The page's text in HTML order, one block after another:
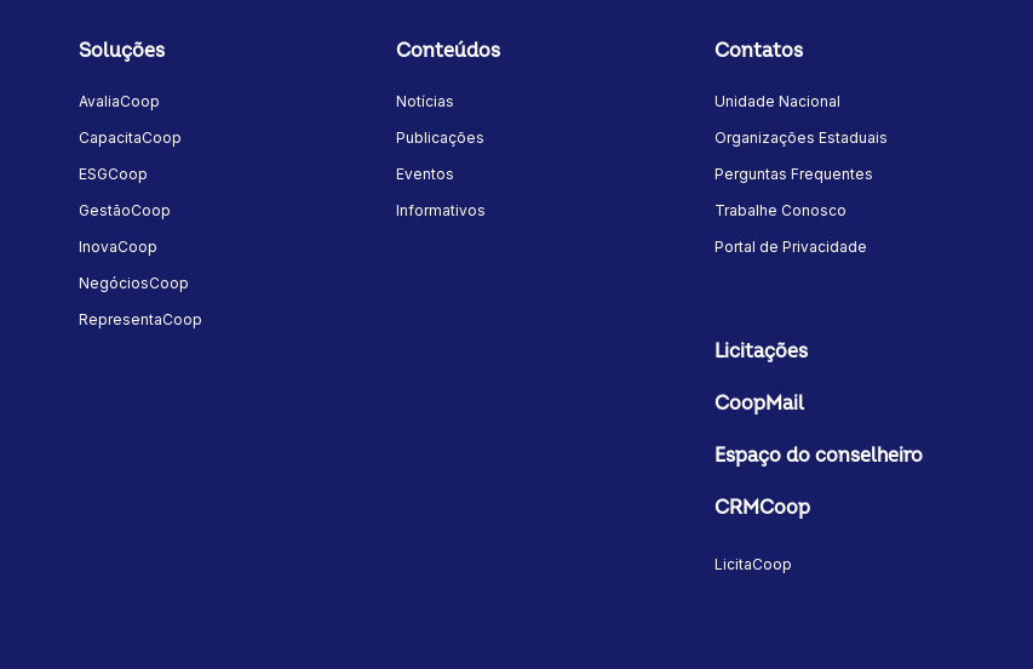
Soluções
AvaliaCoop
CapacitaCoop
ESGCoop
GestãoCoop
InovaCoop
NegóciosCoop
RepresentaCoop
Conteúdos
Notícias
Publicações
Eventos
Informativos
Contatos
Unidade Nacional
Organizações Estaduais
Perguntas Frequentes
Trabalhe Conosco
Portal de Privacidade
Licitações
CoopMail
Espaço do conselheiro
CRMCoop
LicitaCoop